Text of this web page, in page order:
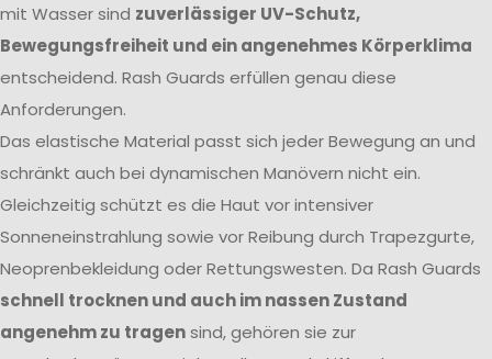
mit Wasser sind zuverlässiger UV-Schutz,
Bewegungsfreiheit und ein angenehmes Körperklima
entscheidend. Rash Guards erfüllen genau diese
Anforderungen.
Das elastische Material passt sich jeder Bewegung an und
schränkt auch bei dynamischen Manövern nicht ein.
Gleichzeitig schützt es die Haut vor intensiver
Sonneneinstrahlung sowie vor Reibung durch Trapezgurte,
Neoprenbekleidung oder Rettungswesten. Da Rash Guards
schnell trocknen und auch im nassen Zustand
angenehm zu tragensind, gehören sie zur